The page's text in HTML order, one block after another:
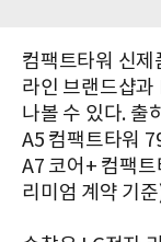
컴팩트타워 신
라인 브랜드샵과
나볼 수 있다. 출
A5 컴팩트타워
A7 코어+ 컴팩
리미엄 계약 기